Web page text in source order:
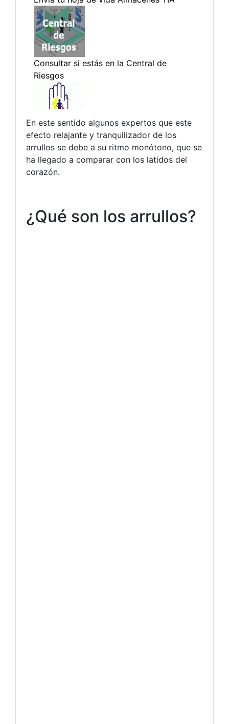
En este sentido algunos expertos que este
efecto relajante y tranquilizador de los
arrullos se debe a su ritmo monótono, que se
ha llegado a comparar con los latidos del
corazón.
¿Qué son los arrullos?